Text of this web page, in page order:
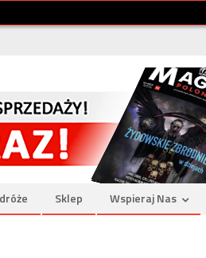
Sklep Wspieraj Nas